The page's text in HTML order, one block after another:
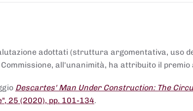
adottati (struttura argomentativa, uso
all'unanimità, ha attribuito il premio
Descartes' Man Under Construction: The
25 (2020), pp. 101-134.